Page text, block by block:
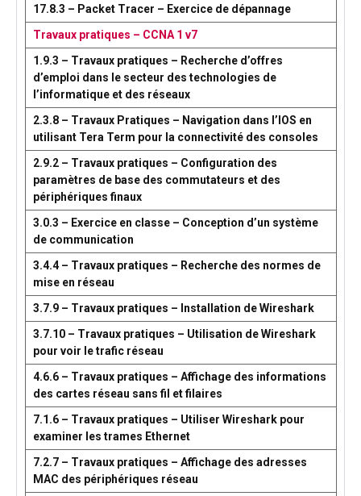
17.8.3 – Packet Tracer – Exercice de dépannage
Travaux pratiques – CCNA 1 v7
1.9.3 – Travaux pratiques – Recherche d’offres
d’emploi dans le secteur des technologies de
l’informatique et des réseaux
2.3.8 – Travaux Pratiques – Navigation dans l’IOS en
utilisant Tera Term pour la connectivité des consoles
2.9.2 – Travaux pratiques – Configuration des
paramètres de base des commutateurs et des
périphériques finaux
3.0.3 – Exercice en classe – Conception d’un système
de communication
3.4.4 – Travaux pratiques – Recherche des normes de
mise en réseau
3.7.9 – Travaux pratiques – Installation de Wireshark
3.7.10 – Travaux pratiques – Utilisation de Wireshark
pour voir le trafic réseau
4.6.6 – Travaux pratiques – Affichage des informations
des cartes réseau sans fil et filaires
7.1.6 – Travaux pratiques – Utiliser Wireshark pour
examiner les trames Ethernet
7.2.7 – Travaux pratiques – Affichage des adresses
MAC des périphériques réseau